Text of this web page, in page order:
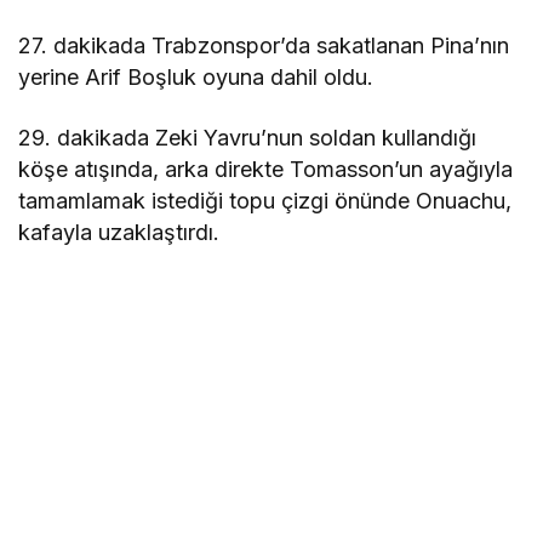
27. dakikada Trabzonspor’da sakatlanan Pina’nın
yerine Arif Boşluk oyuna dahil oldu.
29. dakikada Zeki Yavru’nun soldan kullandığı
köşe atışında, arka direkte Tomasson’un ayağıyla
tamamlamak istediği topu çizgi önünde Onuachu,
kafayla uzaklaştırdı.